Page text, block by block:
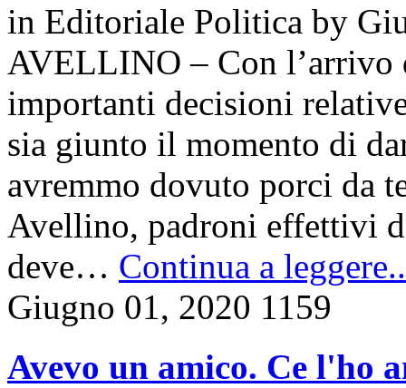
in Editoriale Politica by
AVELLINO – Con l’arrivo
importanti decisioni
sia giunto il momento di
avremmo dovuto porci da
Avellino, padroni effettivi
deve… Continua a
Giugno 01, 2020 1159
Avevo un amico. Ce l'ho